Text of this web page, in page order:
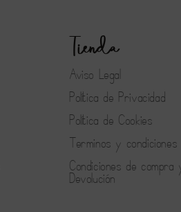
Tienda
Aviso Legal
Política de Privacidad
Política de Cookies
Terminos y condiciones
Condiciones de compra
Devolución